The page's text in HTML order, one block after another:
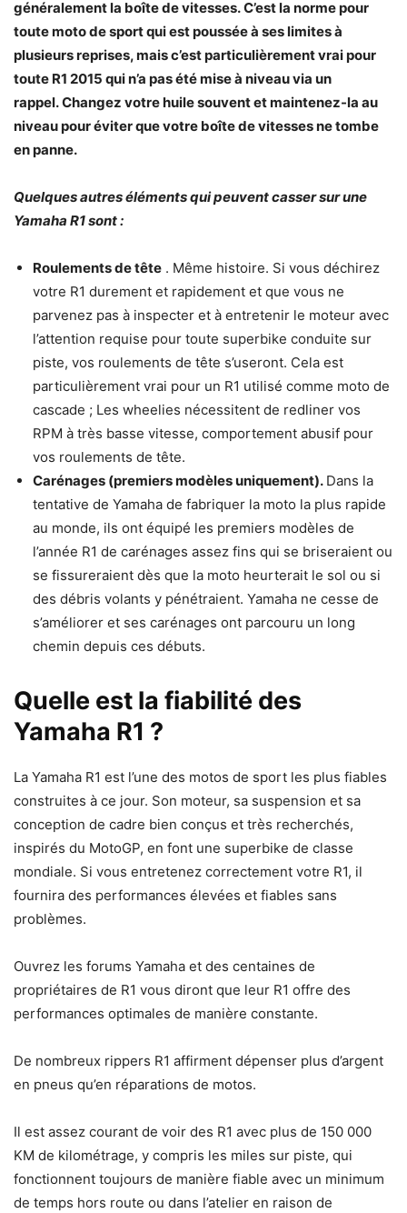
généralement la boîte de vitesses. C’est la norme pour
toute moto de sport qui est poussée à ses limites à
plusieurs reprises, mais c’est particulièrement vrai pour
toute R1 2015 qui n’a pas été mise à niveau via un
rappel. Changez votre huile souvent et maintenez-la au
niveau pour éviter que votre boîte de vitesses ne tombe
en panne.
Quelques autres éléments qui peuvent casser sur une
Yamaha R1 sont :
Roulements de tête . Même histoire. Si vous déchirez
votre R1 durement et rapidement et que vous ne
parvenez pas à inspecter et à entretenir le moteur avec
l’attention requise pour toute superbike conduite sur
piste, vos roulements de tête s’useront. Cela est
particulièrement vrai pour un R1 utilisé comme moto de
cascade ; Les wheelies nécessitent de redliner vos
RPM à très basse vitesse, comportement abusif pour
vos roulements de tête.
Carénages (premiers modèles uniquement). Dans la
tentative de Yamaha de fabriquer la moto la plus rapide
au monde, ils ont équipé les premiers modèles de
l’année R1 de carénages assez fins qui se briseraient ou
se fissureraient dès que la moto heurterait le sol ou si
des débris volants y pénétraient. Yamaha ne cesse de
s’améliorer et ses carénages ont parcouru un long
chemin depuis ces débuts.
Quelle est la fiabilité des
Yamaha R1 ?
La Yamaha R1 est l’une des motos de sport les plus fiables
construites à ce jour. Son moteur, sa suspension et sa
conception de cadre bien conçus et très recherchés,
inspirés du MotoGP, en font une superbike de classe
mondiale. Si vous entretenez correctement votre R1, il
fournira des performances élevées et fiables sans
problèmes.
Ouvrez les forums Yamaha et des centaines de
propriétaires de R1 vous diront que leur R1 offre des
performances optimales de manière constante.
De nombreux rippers R1 affirment dépenser plus d’argent
en pneus qu’en réparations de motos.
Il est assez courant de voir des R1 avec plus de 150 000
KM de kilométrage, y compris les miles sur piste, qui
fonctionnent toujours de manière fiable avec un minimum
de temps hors route ou dans l’atelier en raison de